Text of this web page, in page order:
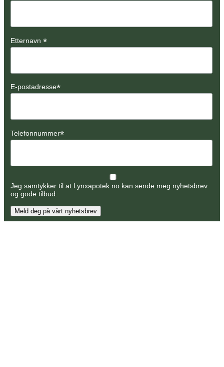
Etternavn *
E-postadresse*
Telefonnummer*
Jeg samtykker til at Lynxapotek.no kan sende meg nyhetsbrev
og gode tilbud.
Meld deg på vårt nyhetsbrev